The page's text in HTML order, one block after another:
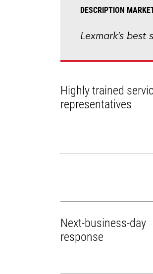
DESCRIPTION
Lexmark's best
Highly trained
representatives
Next-business-day
response